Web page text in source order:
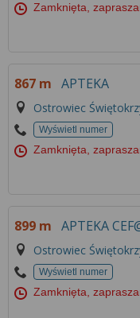
Zamknięta,
867 m APTEKA
Ostrowiec
Wyświetl numer
Zamknięta,
899 m APTEKA
Ostrowiec
Wyświetl numer
Zamknięta,